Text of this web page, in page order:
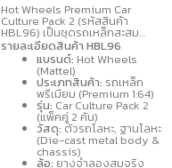
Hot Wheels Premium Car
Culture Pack 2 (รหัสสินค้า
HBL96) เป็นชุดรถเหล็กสะสม
พรีเมียมขนาด 1:64 จำนวน 2 คันต่อ
แพ็ค โดดเด่นด้วยรายละเอียด
สมจริง ล้อจำลองยางจริง ตัวรถ
และฐานผลิตจากโลหะ
(Metal/Metal) คละแบบรถสปอร์ต
และรถแข่งที่เป็นที่นิยม เช่น
Porsche, Audi, Nissan เหมาะ
สำหรับนักสะสมอายุ 3 ปีขึ้นไป
รายละเอียดสินค้า HBL96
แบรนด์: Hot Wheels
(Mattel)
ประเภทสินค้า: รถเหล็ก
พรีเมียม (Premium 1:64)
รุ่น: Car Culture Pack 2
(แพ็คคู่ 2 คัน)
วัสดุ: ตัวรถโลหะ, ฐานโลหะ
(Die-cast metal body &
chassis)
ล้อ: ยางจำลองสมจริง